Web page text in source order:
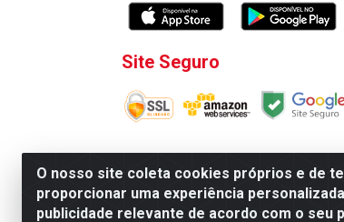
O nosso site coleta cookies próprios e de
proporcionar uma experiência
publicidade relevante de acordo com o seu
Site Seguro
Atacadao da Limpeza F. Pereira